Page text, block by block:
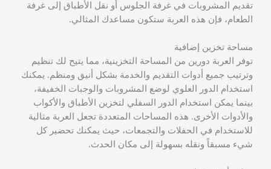
تقديم المشروبات في غرفة الجلوس أو نقل الأطباق إلى غرفة
الطعام، فإن هذه العربة ستكون مساعدك المثالي.
مساحة تخزين إضافية
توفر العربة دورين من المساحة التخزينية، مما يتيح لك تنظيم
وترتيب جميع أدوات التقديم والخدمة بشكل أنيق ومنظم. يمكنك
استخدام الدور العلوي لوضع المشروبات والوجبات الخفيفة،
بينما يمكن استخدام الدور السفلي لتخزين الأطباق والأكواب
والأدوات الأخرى. هذه المساحات المتعددة تجعل العربة مثالية
للاستخدام في الحفلات والتجمعات، حيث يمكنك تحضير كل
شيء مسبقاً ونقله بسهولة إلى مكان الحدث.